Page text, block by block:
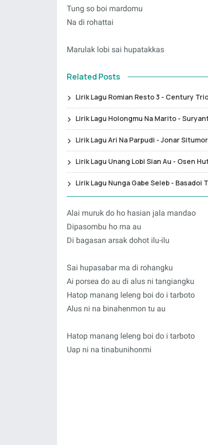
Tung so boi mardomu
Na di rohattai
Marulak lobi sai hupatakkas
Related Posts
Lirik Lagu Romian Resto 3 - Century
Lirik Lagu Holongmu Na Marito -
Lirik Lagu Ari Na Parpudi - Jonar
Lirik Lagu Unang Lobi Sian Au - Osen
Lirik Lagu Nunga Gabe Seleb - Basadoi
Alai muruk do ho hasian jala mandao
Dipasombu ho ma au
Di bagasan arsak dohot ilu-ilu
Sai hupasabar ma di rohangku
Ai porsea do au di alus ni tangiangku
Hatop manang leleng boi do i tarboto
Alus ni na binahenmon tu au
Hatop manang leleng boi do i tarboto
Uap ni na tinabunihonmi